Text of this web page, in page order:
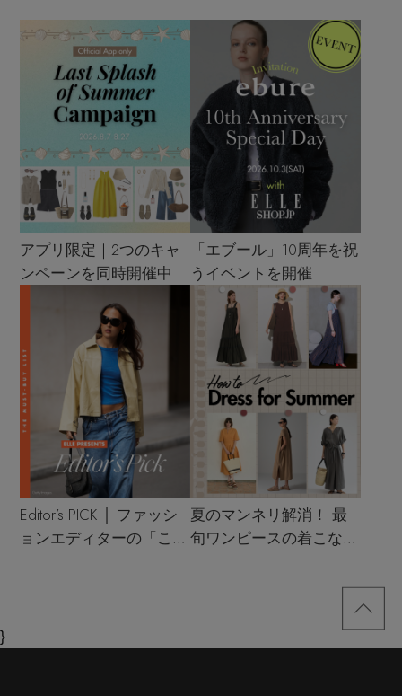
アプリ限定｜2つのキャ
ンペーンを同時開催中
「エブール」10周年を祝
うイベントを開催
Editor’s PICK │ ファッシ
ョンエディターの「これ
夏のマンネリ解消！ 最
旬ワンピースの着こなし
}